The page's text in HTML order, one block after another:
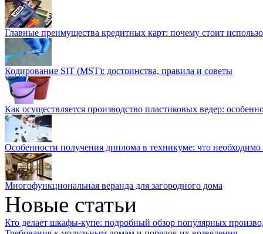
Главные преимущества кредитных карт: почему стоит
Кодирование SIT (MST): достоинства, правила и советы
Как осуществляется производство пластиковых ведер:
Особенности получения диплома в техникуме: что необходимо
Многофункциональная веранда для загородного дома
Новые статьи
Кто делает шкафы-купе: подробный обзор популярных